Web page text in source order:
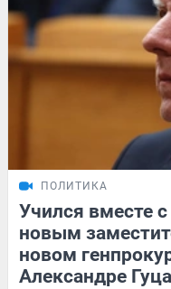
ПОЛИТИКА
Учился вместе
новым
новом
Александре